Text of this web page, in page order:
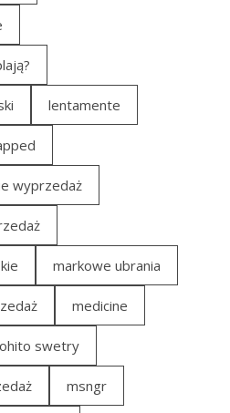
lentamente
wyprzedaż
markowe ubrania
medicine
swetry
msngr